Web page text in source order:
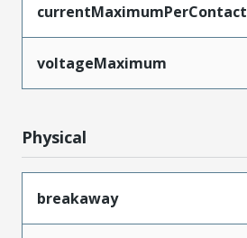
currentMaximumPerContact
voltageMaximum
Physical
breakaway